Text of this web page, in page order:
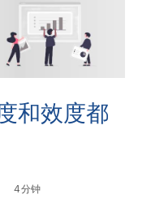
和效度都
4 分钟